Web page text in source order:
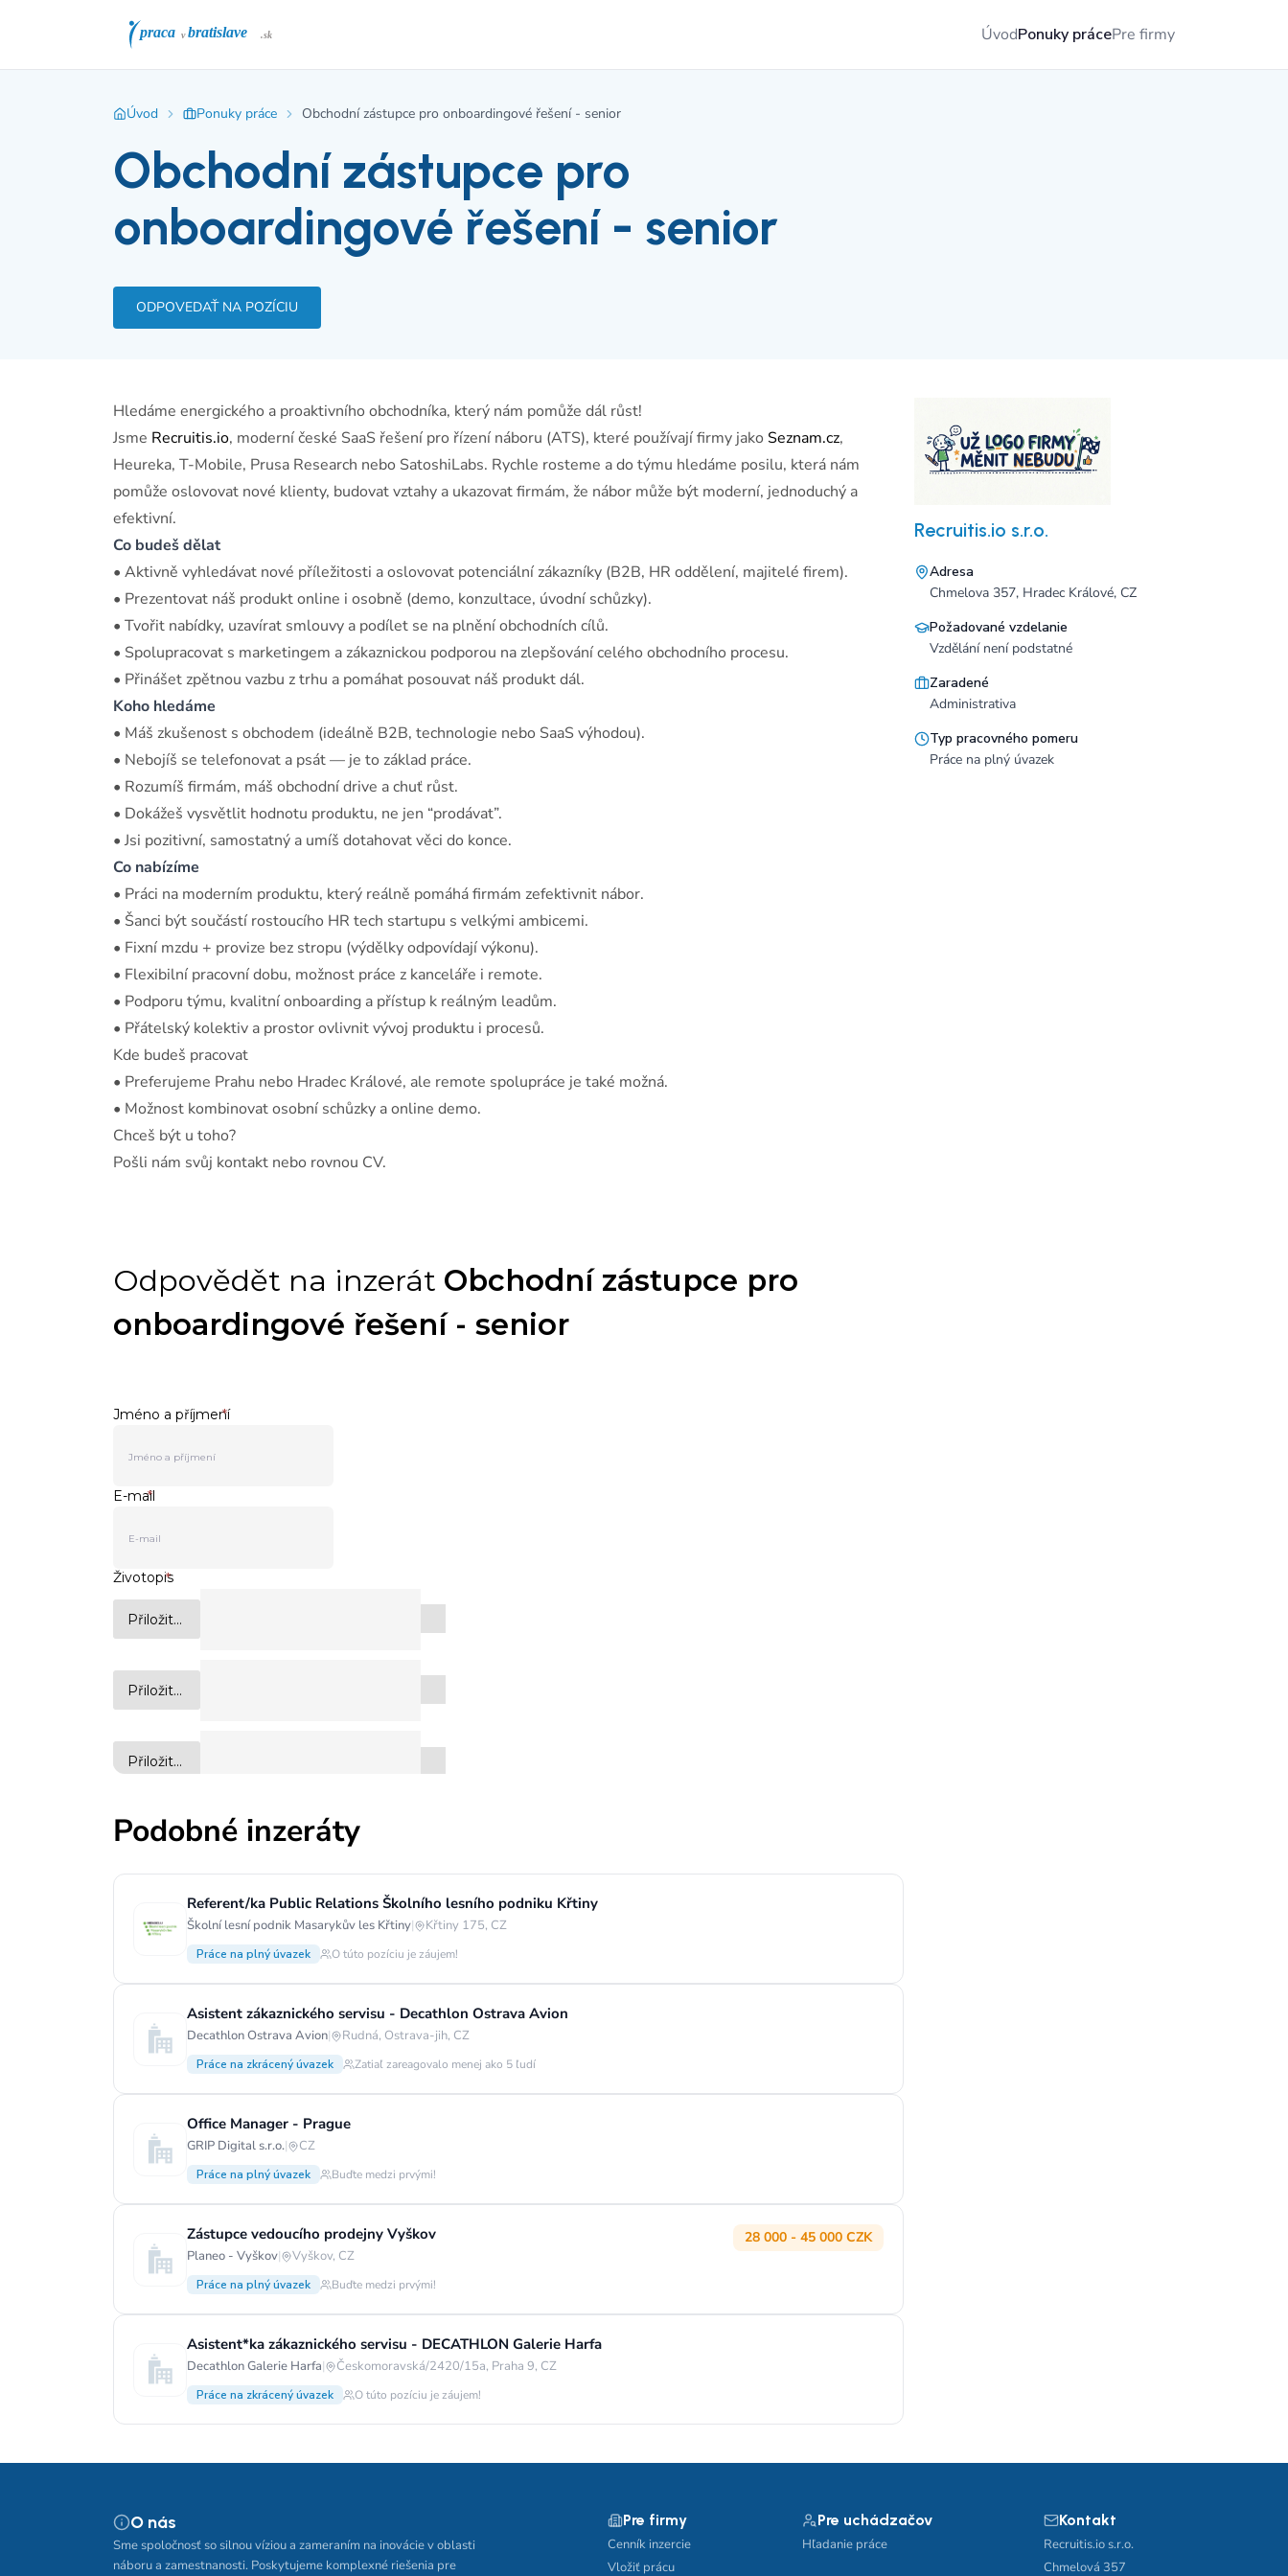
ÚvodPonuky prácePre firmy
Úvod Ponuky práce Obchodní zástupce pro onboardingové řešení - senior
Obchodní zástupce pro
onboardingové řešení - senior
ODPOVEDAŤ NA POZÍCIU
Hledáme energického a proaktivního obchodníka, který nám pomůže dál růst!
Jsme Recruitis.io, moderní české SaaS řešení pro řízení náboru (ATS), které používají firmy jako Seznam.cz,
Heureka, T-Mobile, Prusa Research nebo SatoshiLabs. Rychle rosteme a do týmu hledáme posilu, která nám
pomůže oslovovat nové klienty, budovat vztahy a ukazovat firmám, že nábor může být moderní, jednoduchý a
efektivní.
Co budeš dělat
• Aktivně vyhledávat nové příležitosti a oslovovat potenciální zákazníky (B2B, HR oddělení, majitelé firem).
• Prezentovat náš produkt online i osobně (demo, konzultace, úvodní schůzky).
• Tvořit nabídky, uzavírat smlouvy a podílet se na plnění obchodních cílů.
• Spolupracovat s marketingem a zákaznickou podporou na zlepšování celého obchodního procesu.
• Přinášet zpětnou vazbu z trhu a pomáhat posouvat náš produkt dál.
Koho hledáme
• Máš zkušenost s obchodem (ideálně B2B, technologie nebo SaaS výhodou).
• Nebojíš se telefonovat a psát — je to základ práce.
• Rozumíš firmám, máš obchodní drive a chuť růst.
• Dokážeš vysvětlit hodnotu produktu, ne jen “prodávat”.
• Jsi pozitivní, samostatný a umíš dotahovat věci do konce.
Co nabízíme
• Práci na moderním produktu, který reálně pomáhá firmám zefektivnit nábor.
• Šanci být součástí rostoucího HR tech startupu s velkými ambicemi.
• Fixní mzdu + provize bez stropu (výdělky odpovídají výkonu).
• Flexibilní pracovní dobu, možnost práce z kanceláře i remote.
• Podporu týmu, kvalitní onboarding a přístup k reálným leadům.
• Přátelský kolektiv a prostor ovlivnit vývoj produktu i procesů.
Kde budeš pracovat
• Preferujeme Prahu nebo Hradec Králové, ale remote spolupráce je také možná.
• Možnost kombinovat osobní schůzky a online demo.
Chceš být u toho?
Pošli nám svůj kontakt nebo rovnou CV.
Recruitis.io s.r.o.
Adresa
Chmelova 357, Hradec Králové, CZ
Požadované vzdelanie
Vzdělání není podstatné
Zaradené
Administrativa
Typ pracovného pomeru
Práce na plný úvazek
Podobné inzeráty
Referent/ka Public Relations Školního lesního podniku Křtiny
Školní lesní podnik Masarykův les Křtiny| Křtiny 175, CZ
Práce na plný úvazek O túto pozíciu je záujem!
Asistent zákaznického servisu - Decathlon Ostrava Avion
Decathlon Ostrava Avion| Rudná, Ostrava-jih, CZ
Práce na zkrácený úvazek Zatiaľ zareagovalo menej ako 5 ľudí
Office Manager - Prague
GRIP Digital s.r.o.| CZ
Práce na plný úvazek Buďte medzi prvými!
Zástupce vedoucího prodejny Vyškov
Planeo - Vyškov| Vyškov, CZ
28 000 - 45 000 CZK
Práce na plný úvazek Buďte medzi prvými!
Asistent*ka zákaznického servisu - DECATHLON Galerie Harfa
Decathlon Galerie Harfa| Českomoravská/2420/15a, Praha 9, CZ
Práce na zkrácený úvazek O túto pozíciu je záujem!
O nás
Sme spoločnosť so silnou víziou a zameraním na inovácie v oblasti
náboru a zamestnanosti. Poskytujeme komplexné riešenia pre
Pre firmy
Cenník inzercie
Vložiť prácu
Pre uchádzačov
Hľadanie práce
Kontakt
Recruitis.io s.r.o.
Chmelová 357